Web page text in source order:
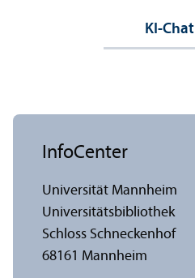
KI-
InfoCenter
Universität Mannheim
Universitäts­bibliothek
Schloss Schneckenhof
68161 Mannheim